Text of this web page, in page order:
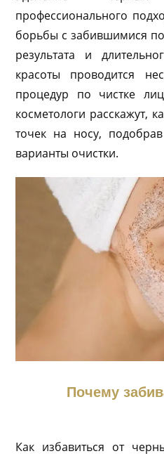
профессионального
борьбы с забившимися
результата и
красоты проводится
процедур по чистке
косметологи расскажут,
точек на носу,
варианты очистки.
Почему
Как избавиться от